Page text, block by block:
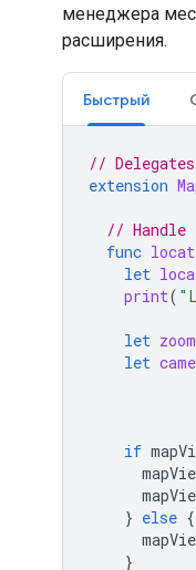
менеджера
расширения.
Быстрый
//
extension
// Handle
func
let
print(
let
let
if
} else {
}